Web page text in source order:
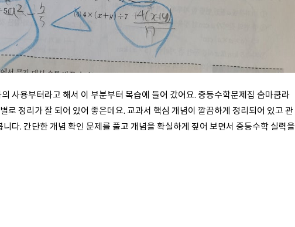
사용부터라고 해서 이 부분부터 복습에 들어 갔어요. 중등수학문제집 숨마쿰라
로 정리가 잘 되어 있어 좋은데요. 교과서 핵심 개념이 깔끔하게 정리되어 있고 관
다. 간단한 개념 확인 문제를 풀고 개념을 확실하게 짚어 보면서 중등수학 실력을